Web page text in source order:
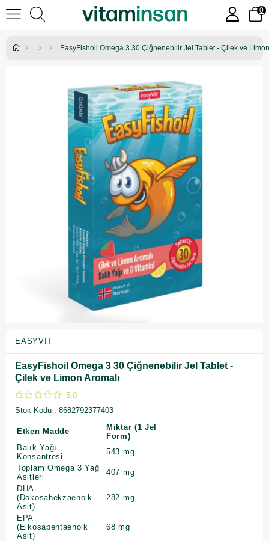
0
EasyFishoil Omega 3 30 Çiğnenebilir Jel Tablet - Çilek ve Limon
EASYVIT
EasyFishoil Omega 3 30 Çiğnenebilir Jel Tablet -
Çilek ve Limon Aromalı
5.0
Stok Kodu
8682792377403
Etken Madde
Miktar (1 Jel
Form)
Balık Yağı
Konsantresi
543 mg
Toplam Omega 3 Yağ
Asitleri
407 mg
DHA
(Dokosahekzaenoik
Asit)
282 mg
EPA
(Eikosapentaenoik
Asit)
68 mg